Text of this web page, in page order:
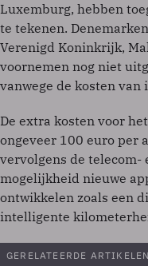
Luxemburg, hebben
te tekenen.
Verenigd Koninkrijk,
voornemen nog niet
vanwege de kosten
De extra kosten voor
ongeveer 100 euro per
vervolgens de
mogelijkheid nieuwe
ontwikkelen zoals een
intelligente
GERELATEERDE ARTIKELEN